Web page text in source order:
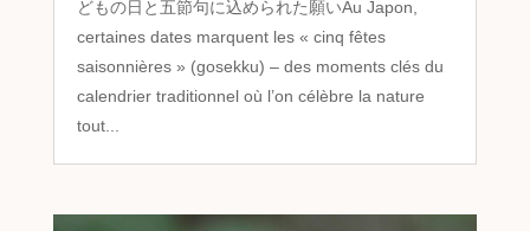
どもの日と五節句に込められた願いAu Japon,
certaines dates marquent les « cinq fêtes
saisonnières » (gosekku) – des moments clés du
calendrier traditionnel où l’on célèbre la nature
tout...